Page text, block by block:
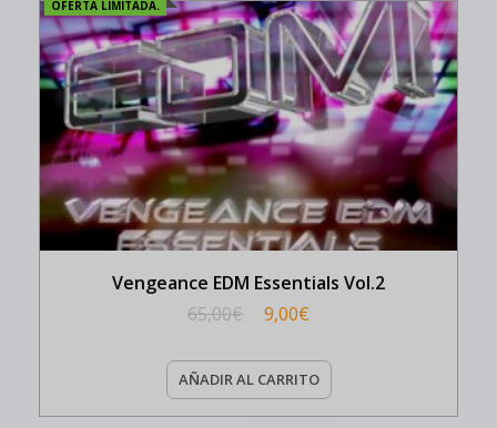
OFERTA LIMITADA.
Vengeance EDM Essentials Vol.2
65,00€ 9,00€
AÑADIR AL CARRITO